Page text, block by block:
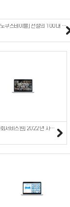
[비노쿠스테이블] 전설의 100대 와인 샤또 몽투스
[중앙사회서비스원] 2022년 사회적경제 육성지원사업 성과..